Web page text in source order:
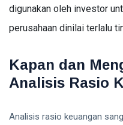
digunakan oleh investor
perusahaan dinilai terlalu
Kapan dan
Analisis Rasio
Analisis rasio keuangan